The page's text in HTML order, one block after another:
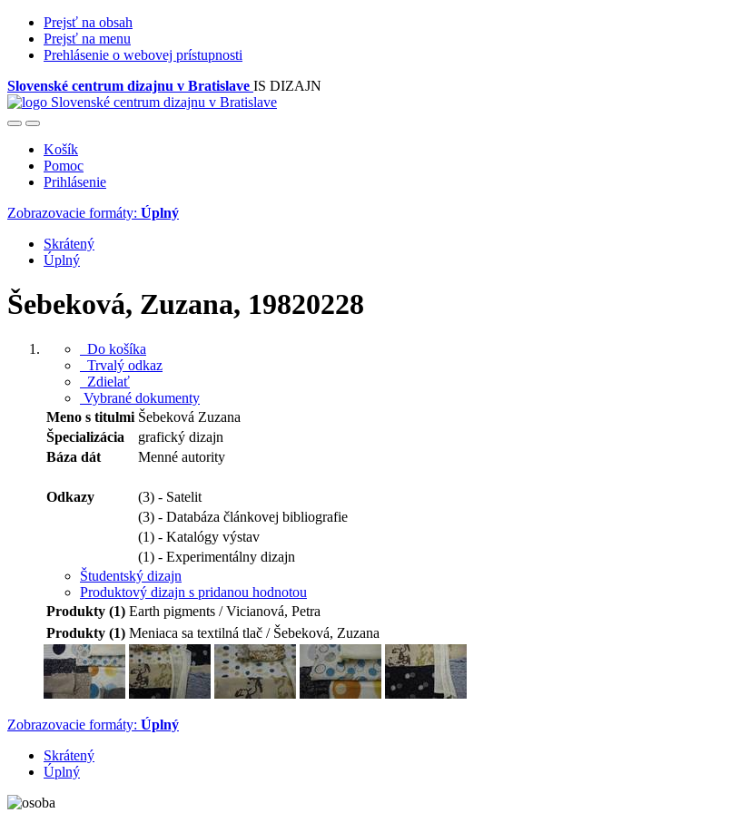
Prejsť na obsah
Prejsť na menu
Prehlásenie o webovej prístupnosti
Slovenské centrum dizajnu v Bratislave IS DIZAJN
Košík
Pomoc
Prihlásenie
Zobrazovacie formáty: Úplný
Skrátený
Úplný
Šebeková, Zuzana, 19820228
Do košíka
Trvalý odkaz
Zdielať
Vybrané dokumenty
Meno s titulmi Šebeková Zuzana
Špecializácia
grafický dizajn
Báza dát
Menné autority
Odkazy
(3) - Satelit
(3) - Databáza článkovej bibliografie
(1) - Katalógy výstav
(1) - Experimentálny dizajn
Študentský dizajn
Produktový dizajn s pridanou hodnotou
Produkty (1) Earth pigments / Vicianová, Petra
Produkty (1) Meniaca sa textilná tlač / Šebeková, Zuzana
Zobrazovacie formáty: Úplný
Skrátený
Úplný